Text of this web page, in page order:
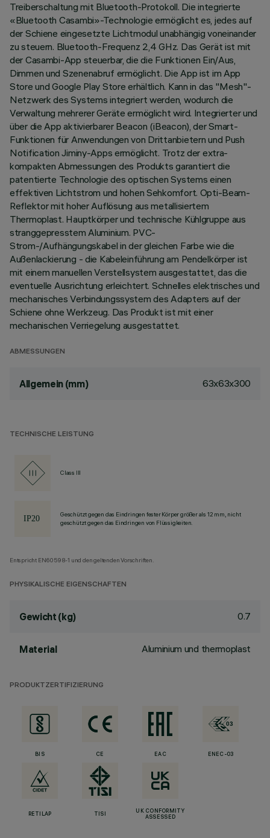
Treiberschaltung mit Bluetooth-Protokoll. Die integrierte
«Bluetooth Casambi»-Technologie ermöglicht es, jedes auf
der Schiene eingesetzte Lichtmodul unabhängig voneinander
zu steuern. Bluetooth-Frequenz 2,4 GHz. Das Gerät ist mit
der Casambi-App steuerbar, die die Funktionen Ein/Aus,
Dimmen und Szenenabruf ermöglicht. Die App ist im App
Store und Google Play Store erhältlich. Kann in das "Mesh"-
Netzwerk des Systems integriert werden, wodurch die
Verwaltung mehrerer Geräte ermöglicht wird. Integrierter und
über die App aktivierbarer Beacon (iBeacon), der Smart-
Funktionen für Anwendungen von Drittanbietern und Push
Notification Jiminy-Apps ermöglicht. Trotz der extra-
kompakten Abmessungen des Produkts garantiert die
patentierte Technologie des optischen Systems einen
effektiven Lichtstrom und hohen Sehkomfort. Opti-Beam-
Reflektor mit hoher Auflösung aus metallisiertem
Thermoplast. Hauptkörper und technische Kühlgruppe aus
stranggepresstem Aluminium. PVC-
Strom-/Aufhängungskabel in der gleichen Farbe wie die
Außenlackierung - die Kabeleinführung am Pendelkörper ist
mit einem manuellen Verstellsystem ausgestattet, das die
eventuelle Ausrichtung erleichtert. Schnelles elektrisches und
mechanisches Verbindungssystem des Adapters auf der
Schiene ohne Werkzeug. Das Produkt ist mit einer
mechanischen Verriegelung ausgestattet.
ABMESSUNGEN
Allgemein (mm) 63x63x300
TECHNISCHE LEISTUNG
Class III
Geschützt gegen das Eindringen fester Körper größer als 12 mm, nicht
geschützt gegen das Eindringen von Flüssigkeiten.
Entspricht EN60598-1 und den geltenden Vorschriften.
PHYSIKALISCHE EIGENSCHAFTEN
Gewicht (kg) 0.7
Material Aluminium und thermoplast
PRODUKTZERTIFIZIERUNG
BIS CE EAC ENEC-03
RETILAP TISI
UK CONFORMITY
ASSESSED